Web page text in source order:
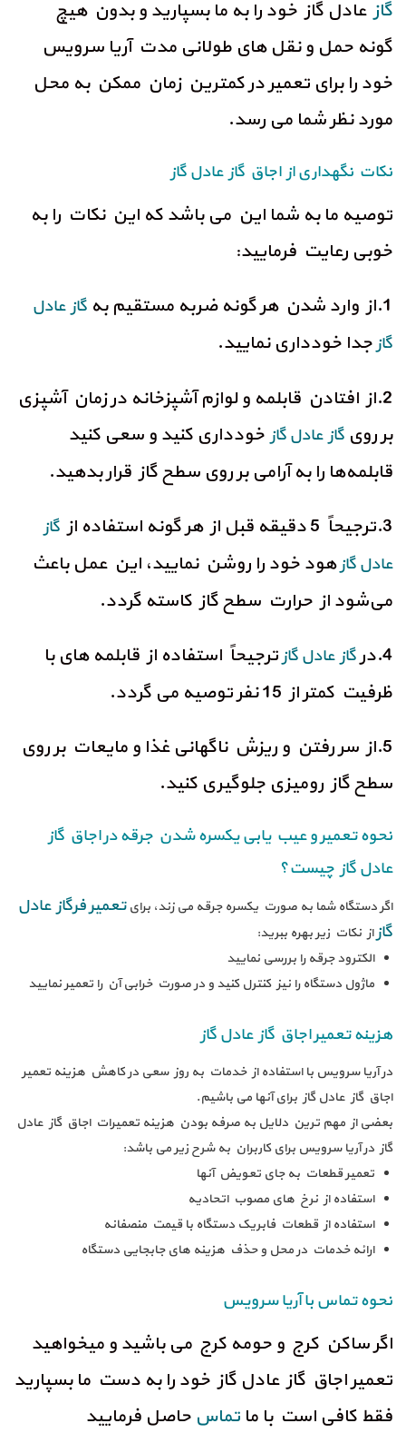
گاز عادل گاز خود را به ما بسپارید و بدون هیچ
گونه حمل و نقل های طولانی مدت آریا سرویس
خود را برای تعمیر در کمترین زمان ممکن به محل
مورد نظر شما می رسد.
نکات نگهداری از اجاق گاز عادل گاز
توصیه ما به شما این می باشد که این نکات را به
خوبی رعایت فرمایید:
1.از وارد شدن هر گونه ضربه مستقیم به
گاز عادل
گازجدا خودداری نمایید.
2.از افتادن قابلمه و لوازم آشپزخانه در زمان آشپزی
بر روی گاز عادل گاز خودداری کنید و سعی کنید
قابلمه‌ها را به آرامی بر روی سطح گاز قرار بدهید.
3.ترجیحاً 5 دقیقه قبل از هر گونه استفاده از
گاز
عادل گازهود خود را روشن نمایید، این عمل باعث
می‌شود از حرارت سطح گاز کاسته گردد.
4.در
گاز عادل گازترجیحاً استفاده از قابلمه های با
ظرفیت کمتر از 15 نفر توصیه می‌ گردد.
5.از سر رفتن و ریزش ناگهانی غذا و مایعات بر روی
سطح گاز رومیزی جلوگیری کنید.
نحوه تعمیر و عیب یابی یکسره شدن جرقه در اجاق گاز
عادل گاز چیست؟
اگر دستگاه شما به صورت یکسره جرقه می زند، برایتعمیر فرگاز عادل
گازاز نکات زیر بهره ببرید:
الکترود جرقه را بررسی نمایید
ماژول دستگاه را نیز کنترل کنید و در صورت خرابی آن را تعمیر نمایید
هزینه تعمیر اجاق گاز عادل گاز
در آریا سرویس با استفاده از خدمات به روز سعی در کاهش هزینه تعمیر
اجاق گاز عادل گاز برای آنها می باشیم.
بعضی از مهم ترین دلایل به صرفه بودن هزینه تعمیرات اجاق گاز عادل
گاز در آریا سرویس برای کاربران به شرح زیر می باشد:
تعمیر قطعات به جای تعویض آنها
استفاده از نرخ های مصوب اتحادیه
استفاده از قطعات فابریک دستگاه با قیمت منصفانه
ارائه خدمات در محل و حذف هزینه های جابجایی دستگاه
نحوه تماس با آریا سرویس
اگر ساکن کرج و حومه کرج می باشید و میخواهید
تعمیر اجاق گاز عادل گاز خود را به دست ما بسپارید
فقط کافی است با ما تماس حاصل فرمایید